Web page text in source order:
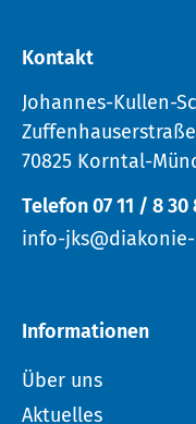
Kontakt
Johannes-Kullen-
70825 Korntal-
Telefon 07 11 / 8 30
info-
Informationen
Über uns
Aktuelles